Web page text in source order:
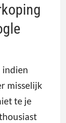
indien
misselijk
te je